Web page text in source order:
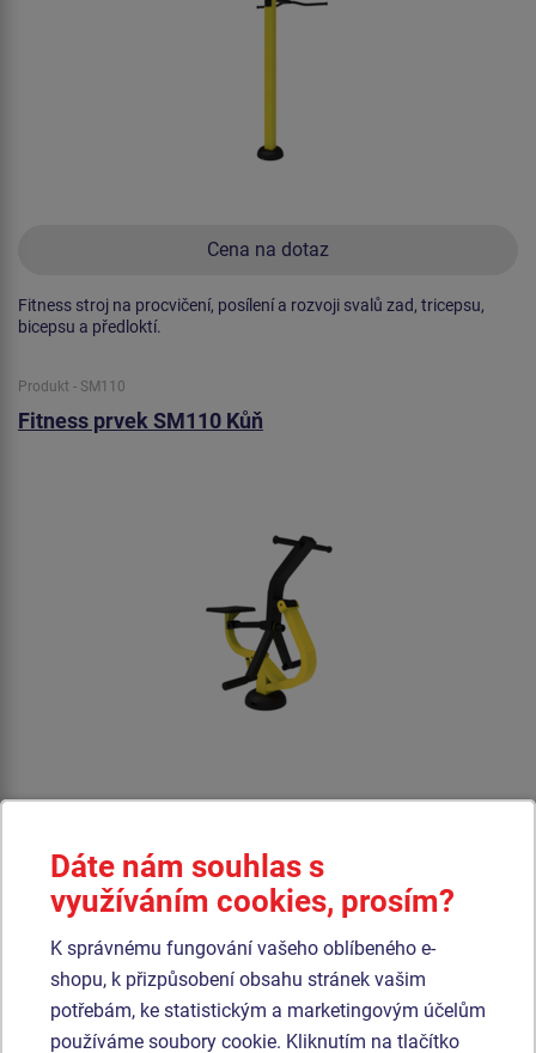
Cena na dotaz
Fitness stroj na procvičení, posílení a rozvoji svalů zad, tricepsu,
bicepsu a předloktí.
Produkt - SM110
Fitness prvek SM110 Kůň
Fitness stroj na procvičení, posílení a rozvoj stehenních a hýždí a
svalů ramen.
Produkt - SM135
Fitness prvek SM135 Veslování
Dáte nám souhlas s
využíváním cookies, prosím?
K správnému fungování vašeho oblíbeného e-
shopu, k přizpůsobení obsahu stránek vašim
potřebám, ke statistickým a marketingovým účelům
používáme soubory cookie. Kliknutím na tlačítko